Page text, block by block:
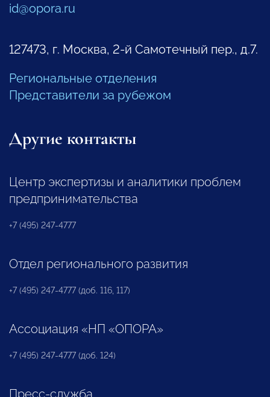
id@opora.ru
127473, г. Москва, 2-й Самотечный пер., д.7.
Региональные отделения
Представители за рубежом
Другие контакты
Центр экспертизы и аналитики проблем
предпринимательства
+7 (495) 247-4777
Отдел регионального развития
+7 (495) 247-4777 (доб. 116, 117)
Ассоциация «НП «ОПОРА»
+7 (495) 247-4777 (доб. 124)
Пресс-служба